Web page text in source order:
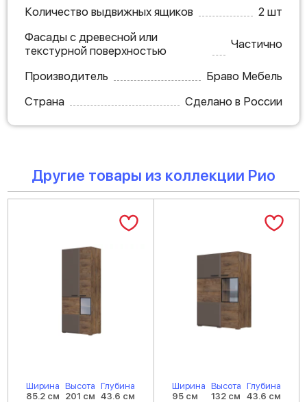
Количество выдвижных ящиков
2 шт
Фасады с древесной или
текстурной поверхностью
Частично
Производитель
Браво Мебель
Страна
Сделано в России
Другие товары из коллекции Рио
Ширина
85.2 см
Высота
201 см
Глубина
43.6 см
Ширина
95 см
Высота
132 см
Глубина
43.6 см